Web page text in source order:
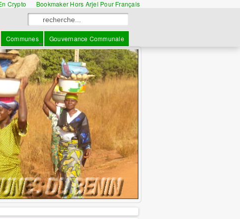
Crypto Bookmaker Hors Arjel Pour Français
Communes Gouvernance Communale